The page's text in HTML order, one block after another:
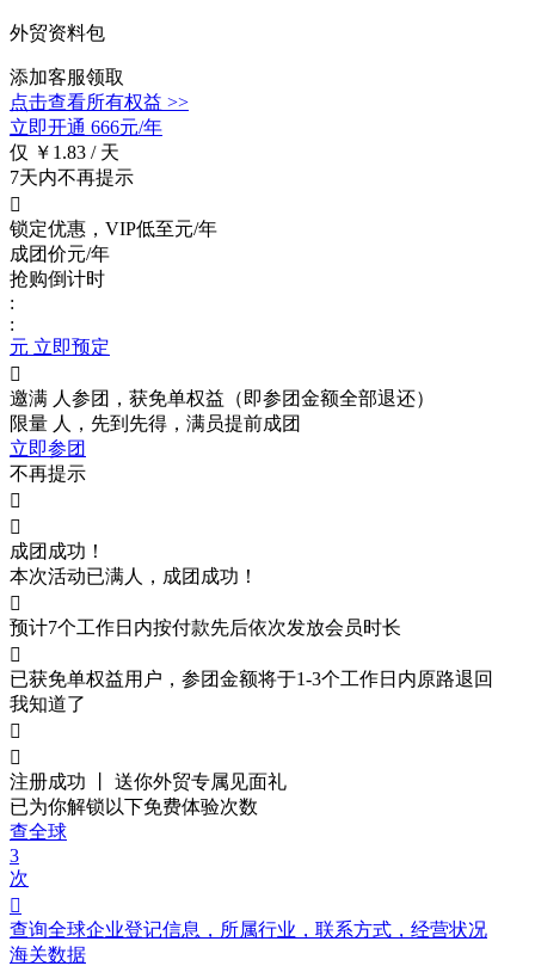
外贸资料包
添加客服领取
点击查看所有权益 >>
立即开通 666元/年
仅 ￥1.83 / 天
7天内不再提示

锁定优惠，VIP低至元/年
成团价元/年
抢购倒计时
:
:
元 立即预定

邀满 人参团，获免单权益（即参团金额全部退还）
限量 人，先到先得，满员提前成团
立即参团
不再提示


成团成功！
本次活动已满人，成团成功！

预计7个工作日内按付款先后依次发放会员时长

已获免单权益用户，参团金额将于1-3个工作日内原路退回
我知道了


注册成功 丨 送你外贸专属见面礼
已为你解锁以下免费体验次数
查全球
3
次

查询全球企业登记信息，所属行业，联系方式，经营状况
海关数据